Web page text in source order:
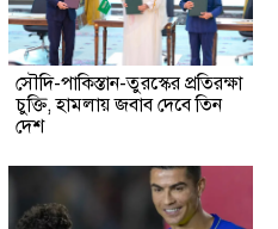
সৌদি-পাকিস্তান-তুরস্কের প্রতিরক্ষা
চুক্তি, হামলায় জবাব দেবে তিন
দেশ